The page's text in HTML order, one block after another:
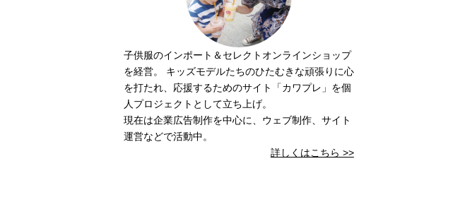
子供服のインポート＆セレクトオンラインショップ
を経営。 キッズモデルたちのひたむきな頑張りに心
を打たれ、応援するためのサイト「カワプレ」を個
人プロジェクトとして立ち上げ。
現在は企業広告制作を中心に、ウェブ制作、サイト
運営などで活動中。
詳しくはこちら >>